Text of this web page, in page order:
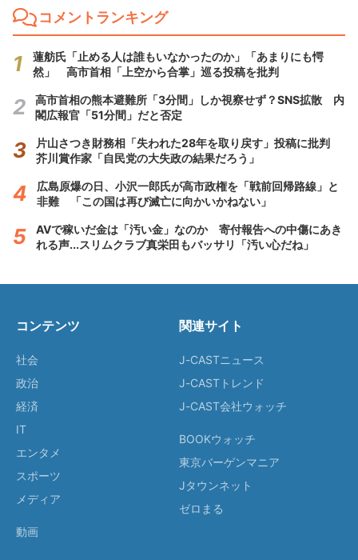
コメントランキング
蓮舫氏「止める人は誰もいなかったのか」「あまりにも愕
然」 高市首相「上空から合掌」巡る投稿を批判
高市首相の熊本避難所「3分間」しか視察せず？SNS拡散 内
閣広報官「51分間」だと否定
片山さつき財務相「失われた28年を取り戻す」投稿に批判
芥川賞作家「自民党の大失政の結果だろう」
広島原爆の日、小沢一郎氏が高市政権を「戦前回帰路線」と
非難 「この国は再び滅亡に向かいかねない」
AVで稼いだ金は「汚い金」なのか 寄付報告への中傷にあき
れる声...スリムクラブ真栄田もバッサリ「汚い心だね」
コンテンツ
社会
政治
経済
IT
エンタメ
スポーツ
メディア
動画
関連サイト
J-CASTニュース
J-CASTトレンド
J-CAST会社ウォッチ
BOOKウォッチ
東京バーゲンマニア
Jタウンネット
ゼロまる